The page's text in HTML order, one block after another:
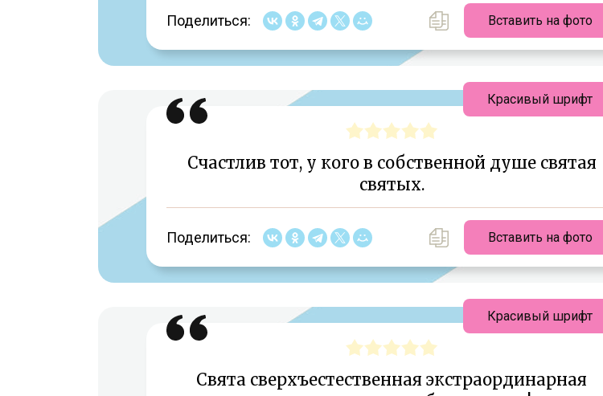
Поделиться: Вставить на фото
Счастлив тот, у кого в собственной душе святая
святых.
Поделиться: Вставить на фото
Красивый шрифт
Свята сверхъестественная экстраординарная
Красивый шрифт